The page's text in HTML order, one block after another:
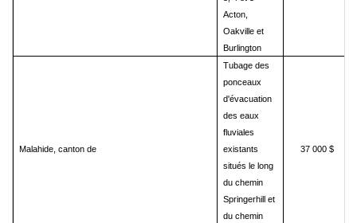
Acton,
Oakville et
Burlington
Malahide, canton de
Tubage des
ponceaux
d'évacuation
des eaux
fluviales
existants
situés le long
du chemin
Springerhill et
du chemin
37 000 $